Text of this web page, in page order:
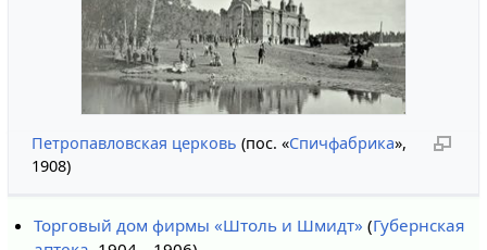
Петропавловская церковь (пос. «Спичфабрика»,
1908)
Торговый дом фирмы «Штоль и Шмидт» (Губернская